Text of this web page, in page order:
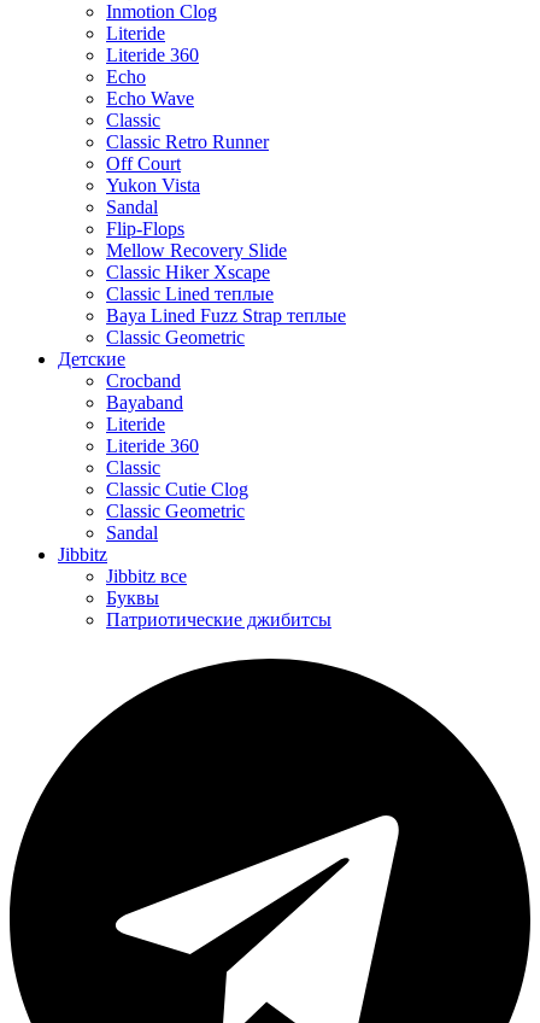
Inmotion Clog
Literide
Literide 360
Echo
Echo Wave
Classic
Classic Retro Runner
Off Court
Yukon Vista
Sandal
Flip-Flops
Mellow Recovery Slide
Classic Hiker Xscape
Classic Lined теплые
Baya Lined Fuzz Strap теплые
Classic Geometric
Детские
Crocband
Bayaband
Literide
Literide 360
Classic
Classic Cutie Clog
Classic Geometric
Sandal
Jibbitz
Jibbitz все
Буквы
Патриотические джибитсы